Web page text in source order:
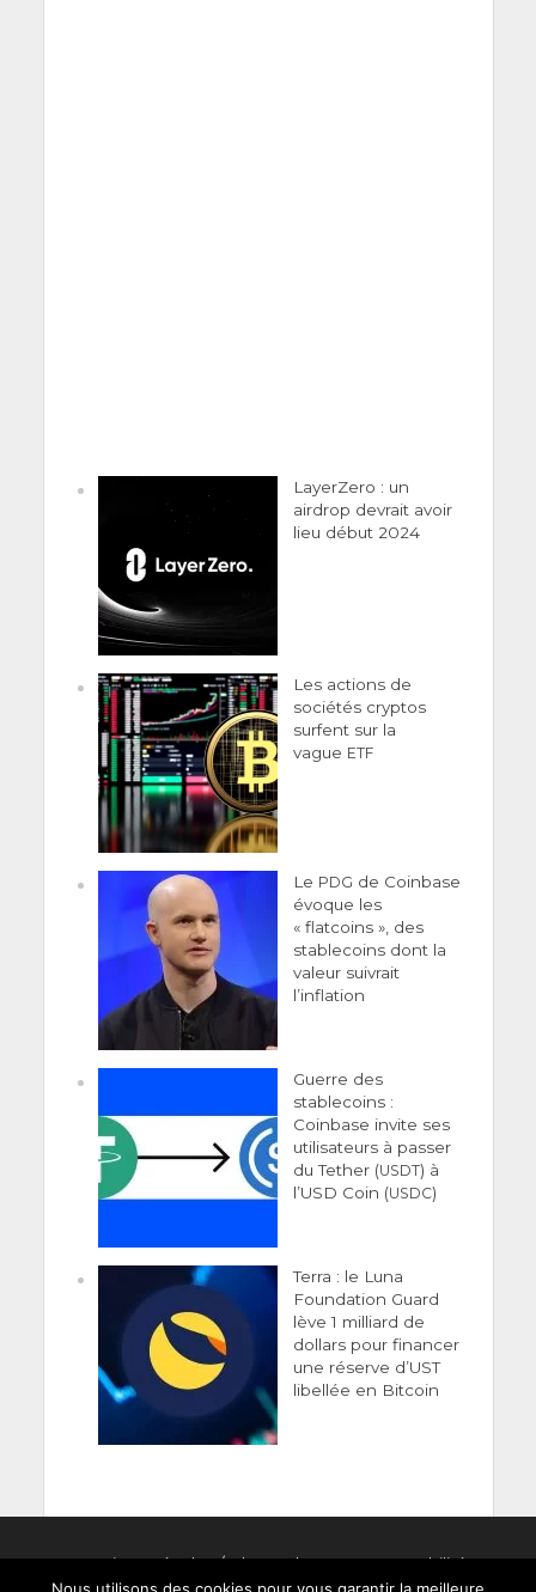
LayerZero : un
airdrop devrait avoir
lieu début 2024
Les actions de
sociétés cryptos
surfent sur la
vague ETF
Le PDG de Coinbase
évoque les
« flatcoins », des
stablecoins dont la
valeur suivrait
l’inflation
Guerre des
stablecoins :
Coinbase invite ses
utilisateurs à passer
du Tether (USDT) à
l’USD Coin (USDC)
Terra : le Luna
Foundation Guard
lève 1 milliard de
dollars pour financer
une réserve d’UST
libellée en Bitcoin
Men­tions Légales/Clause de non-responsabilité